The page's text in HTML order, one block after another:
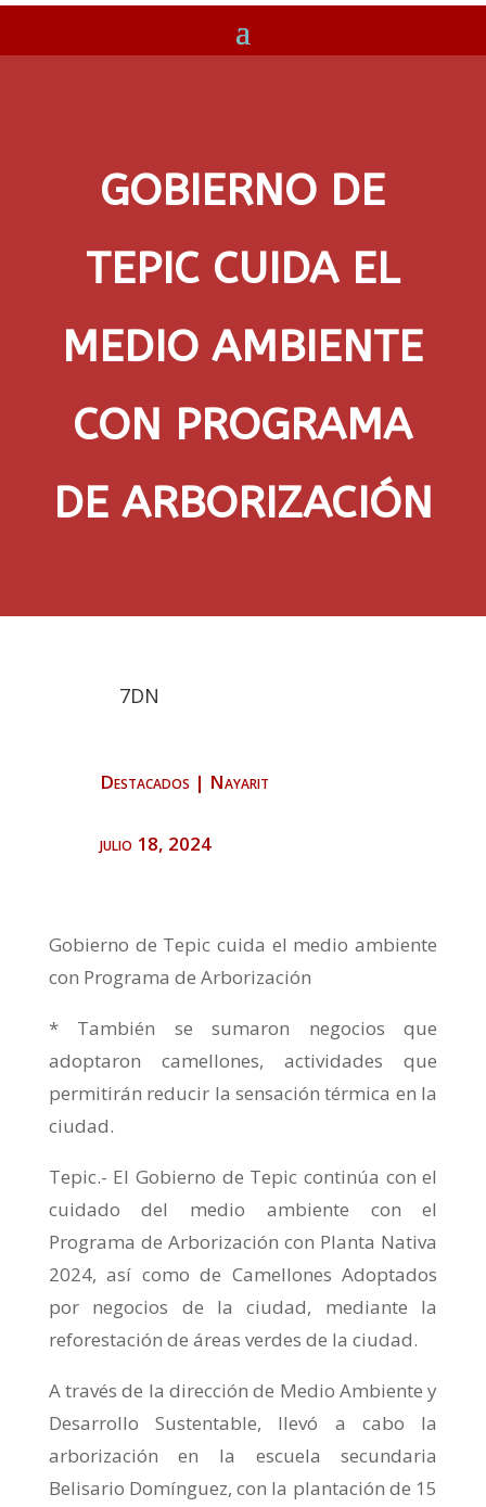
GOBIERNO DE
TEPIC CUIDA EL
MEDIO AMBIENTE
CON PROGRAMA
DE ARBORIZACIÓN
7DN
Destacados | Nayarit
julio 18, 2024
Gobierno de Tepic cuida el medio ambiente
con Programa de Arborización
* También se sumaron negocios que
adoptaron camellones, actividades que
permitirán reducir la sensación térmica en la
ciudad.
Tepic.- El Gobierno de Tepic continúa con el
cuidado del medio ambiente con el
Programa de Arborización con Planta Nativa
2024, así como de Camellones Adoptados
por negocios de la ciudad, mediante la
reforestación de áreas verdes de la ciudad.
A través de la dirección de Medio Ambiente y
Desarrollo Sustentable, llevó a cabo la
arborización en la escuela secundaria
Belisario Domínguez, con la plantación de 15